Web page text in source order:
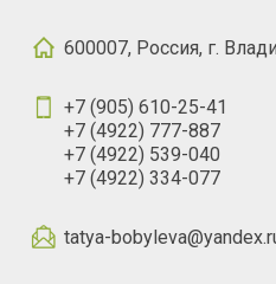
600007, Россия, г.
+7 (905) 610-25-41
+7 (4922) 777-887
+7 (4922) 539-040
+7 (4922) 334-077
tatya-